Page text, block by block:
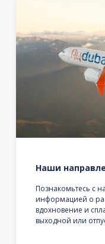
Наши
Познакомьтесь с
информацией о
вдохновение и
выходной или